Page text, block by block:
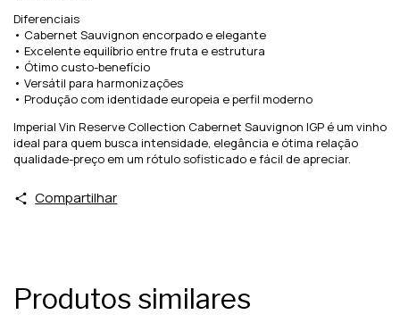
Diferenciais
• Cabernet Sauvignon encorpado e elegante
• Excelente equilíbrio entre fruta e estrutura
• Ótimo custo-benefício
• Versátil para harmonizações
• Produção com identidade europeia e perfil moderno
Imperial Vin Reserve Collection Cabernet Sauvignon IGP é um vinho
ideal para quem busca intensidade, elegância e ótima relação
qualidade-preço em um rótulo sofisticado e fácil de apreciar.
Compartilhar
Produtos similares